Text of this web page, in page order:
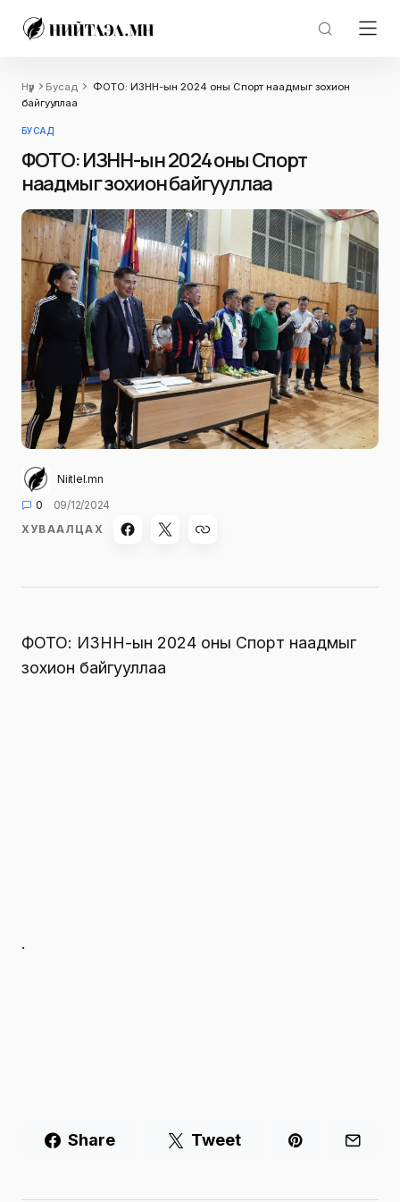
Нүүр Бусад
ФОТО: ИЗНН-ын 2024 оны Спорт наадмыг зохион
байгууллаа
БУСАД
ФОТО: ИЗНН-ын 2024 оны Спорт
наадмыг зохион байгууллаа
Niitlel.mn
0
09/12/2024
ХУВААЛЦАХ
ФОТО: ИЗНН-ын 2024 оны Спорт наадмыг
зохион байгууллаа
.
Share Tweet